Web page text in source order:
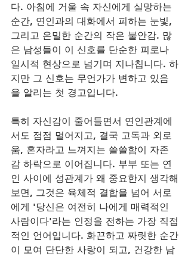
다. 아침에 거울 속 자신에게 실망하는
순간, 연인과의 대화에서 피하는 눈빛,
그리고 은밀한 순간의 작은 불안감. 많
은 남성들이 이 신호를 단순한 피로나
일시적 현상으로 넘기며 지나칩니다. 하
지만 그 신호는 무언가가 변하고 있음
을 알리는 첫 경고입니다.
특히 자신감이 줄어들면서 연인관계에
서도 점점 멀어지고, 결국 고독과 외로
움, 혼자라고 느껴지는 쓸쓸함이 자존
감 하락으로 이어집니다. 부부 또는 연
인 사이에 성관계가 왜 중요한지 생각해
보면, 그것은 육체적 결합을 넘어 서로
에게 '당신은 여전히 나에게 매력적인
사람이다'라는 인정을 전하는 가장 직접
적인 언어입니다. 화끈하고 짜릿한 순간
이 모여 단단한 사랑이 되고, 건강한 남